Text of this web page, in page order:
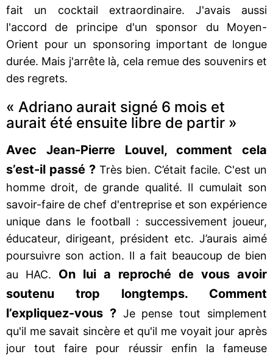
fait un cocktail extraordinaire. J'avais aussi
l'accord de principe d'un sponsor du Moyen-
Orient pour un sponsoring important de longue
durée. Mais j'arrête là, cela remue des souvenirs et
des regrets.
« Adriano aurait signé 6 mois et
aurait été ensuite libre de partir »
Avec Jean-Pierre Louvel, comment cela
s’est-il passé ? Très bien. C’était facile. C'est un
homme droit, de grande qualité. Il cumulait son
savoir-faire de chef d'entreprise et son expérience
unique dans le football : successivement joueur,
éducateur, dirigeant, président etc. J’aurais aimé
poursuivre son action. Il a fait beaucoup de bien
au HAC. On lui a reproché de vous avoir
soutenu trop longtemps. Comment
l’expliquez-vous ? Je pense tout simplement
qu'il me savait sincère et qu'il me voyait jour après
jour tout faire pour réussir enfin la fameuse